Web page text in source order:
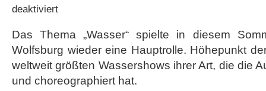
deaktiviertfür
mobile
Wassershow
der
Autostadt
Das Thema „Wasser“ spielte in diesem
Wolfsburg wieder eine Hauptrolle. Höhepunkt
weltweit größten Wassershows ihrer Art, die die
und choreographiert hat.